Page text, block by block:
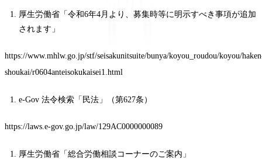
厚生労働省「令和6年4月より、募集時等に明示すべき事項が追加
されます」
https://www.mhlw.go.jp/stf/seisakunitsuite/bunya/koyou_roudou/koyou/
shoukai/r0604anteisokukaisei1.html
e-Gov 法令検索「民法」（第627条）
https://laws.e-gov.go.jp/law/129AC0000000089
厚生労働省「総合労働相談コーナーのご案内」